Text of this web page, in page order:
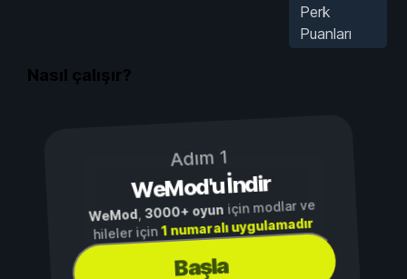
Perk
Puanları
Nasıl çalışır?
Adım 1
WeMod'u İndir
WeMod,3000+ oyuniçin modlar ve
hileler için1 numaralı uygulamadır
Başla